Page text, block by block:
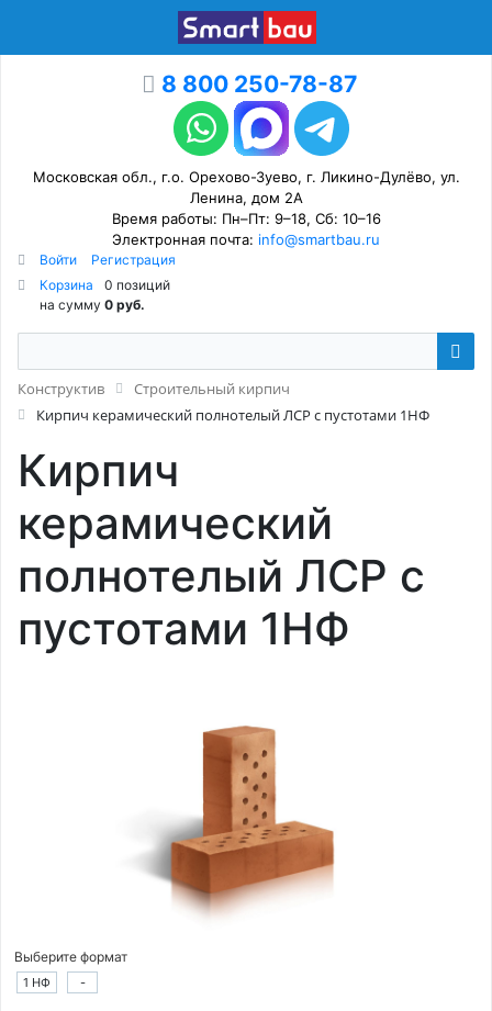
8 800 250-78-87
Московская обл., г.о. Орехово-Зуево, г. Ликино-Дулёво, ул.
Ленина, дом 2А
Время работы: Пн–Пт: 9–18, Сб: 10–16
Электронная почта: info@smartbau.ru
Войти
Регистрация
Корзина
0 позиций
на сумму 0 руб.
Конструктив
Строительный кирпич
Кирпич керамический полнотелый ЛСР с пустотами 1НФ
Кирпич
керамический
полнотелый ЛСР с
пустотами 1НФ
Выберите формат
1 НФ -